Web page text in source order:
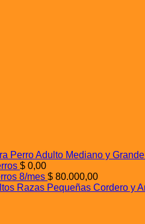
Perro Adulto Mediano y Grande
$ 0,00
8/mes $ 80.000,00